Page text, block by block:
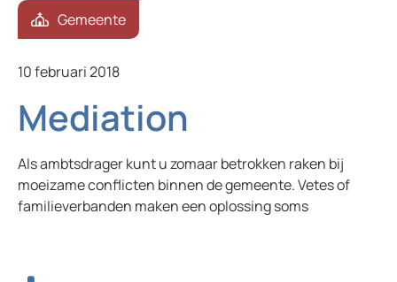
Gemeente
10 februari 2018
Mediation
Als ambtsdrager kunt u zomaar betrokken raken bij
moeizame conflicten binnen de gemeente. Vetes of
familieverbanden maken een oplossing soms